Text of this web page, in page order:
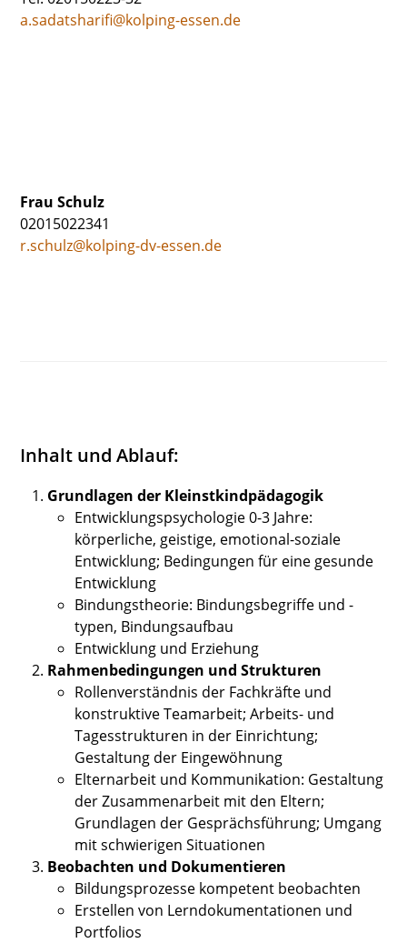
a.sadatsharifi@kolping-essen.de
Frau Schulz
02015022341
r.schulz@kolping-dv-essen.de
Inhalt und Ablauf:
Grundlagen der Kleinstkindpädagogik
Entwicklungspsychologie 0-3 Jahre:
körperliche, geistige, emotional-soziale
Entwicklung; Bedingungen für eine gesunde
Entwicklung
Bindungstheorie: Bindungsbegriffe und -
typen, Bindungsaufbau
Entwicklung und Erziehung
Rahmenbedingungen und Strukturen
Rollenverständnis der Fachkräfte und
konstruktive Teamarbeit; Arbeits- und
Tagesstrukturen in der Einrichtung;
Gestaltung der Eingewöhnung
Elternarbeit und Kommunikation: Gestaltung
der Zusammenarbeit mit den Eltern;
Grundlagen der Gesprächsführung; Umgang
mit schwierigen Situationen
Beobachten und Dokumentieren
Bildungsprozesse kompetent beobachten
Erstellen von Lerndokumentationen und
Portfolios